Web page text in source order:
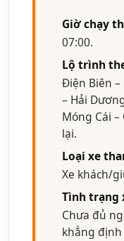
Giờ chạy
07:00.
Lộ trình
Điện Biên –
– Hải
Móng Cái
lại.
Loại xe
Xe khách/
Tình trạng
Chưa đủ
khẳng